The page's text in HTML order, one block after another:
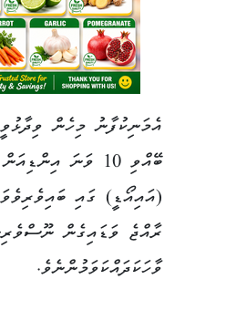
އެމަނިކުފާނު މިހެން
ބޭއްވި 10 ވަނަ
(އައިއޯޑީ) ގައި
ރާއްޖެ ވަޑައިގެން
ވާހަކަދައްކަވަމުންނެވެ.